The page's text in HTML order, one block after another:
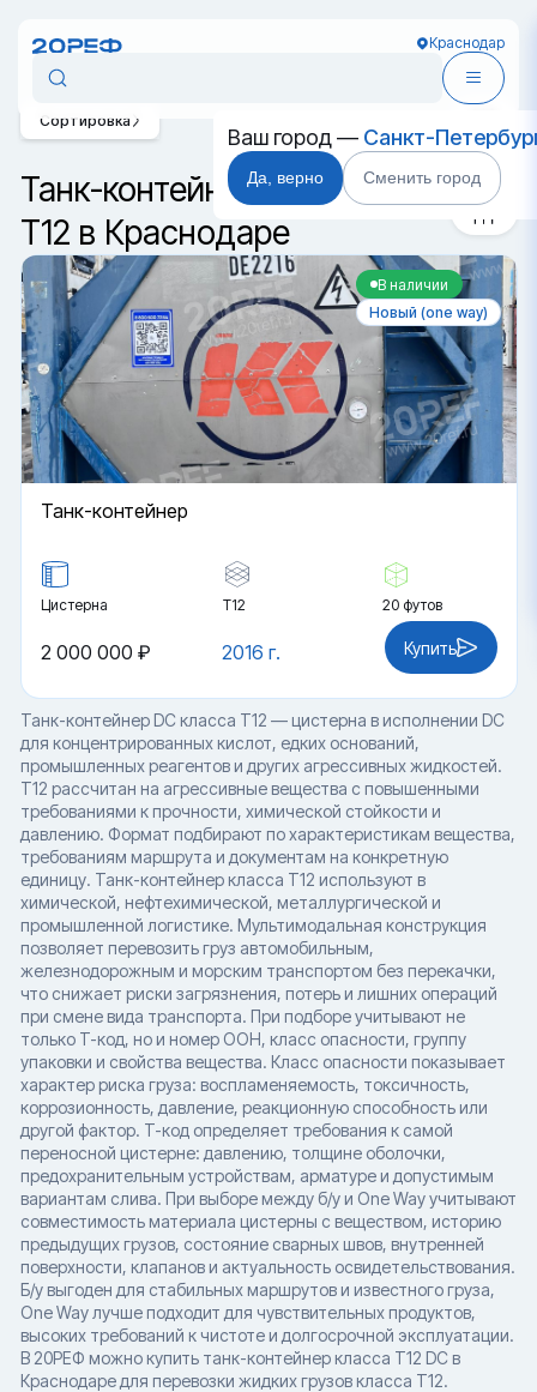
Краснодар
Ваш город — Санкт-
Да, верно Сменить город
Танк-контейнер DC класса
T12 в Краснодаре
Сортировка
В наличии
Новый (one way)
Танк-контейнер
Цистерна Т12 20 футов
2016 г.
2 000 000 ₽ Купить
Танк-контейнер DC класса T12 — цистерна в исполнении DC
для концентрированных кислот, едких оснований,
промышленных реагентов и других агрессивных жидкостей.
T12 рассчитан на агрессивные вещества с повышенными
требованиями к прочности, химической стойкости и
давлению. Формат подбирают по характеристикам вещества,
требованиям маршрута и документам на конкретную
единицу. Танк-контейнер класса T12 используют в
химической, нефтехимической, металлургической и
промышленной логистике. Мультимодальная конструкция
позволяет перевозить груз автомобильным,
железнодорожным и морским транспортом без перекачки,
что снижает риски загрязнения, потерь и лишних операций
при смене вида транспорта. При подборе учитывают не
только T-код, но и номер ООН, класс опасности, группу
упаковки и свойства вещества. Класс опасности показывает
характер риска груза: воспламеняемость, токсичность,
коррозионность, давление, реакционную способность или
другой фактор. T-код определяет требования к самой
переносной цистерне: давлению, толщине оболочки,
предохранительным устройствам, арматуре и допустимым
вариантам слива. При выборе между б/у и One Way учитывают
совместимость материала цистерны с веществом, историю
предыдущих грузов, состояние сварных швов, внутренней
поверхности, клапанов и актуальность освидетельствования.
Б/у выгоден для стабильных маршрутов и известного груза,
One Way лучше подходит для чувствительных продуктов,
высоких требований к чистоте и долгосрочной эксплуатации.
В 20РЕФ можно купить танк-контейнер класса T12 DC в
Краснодаре для перевозки жидких грузов класса T12.